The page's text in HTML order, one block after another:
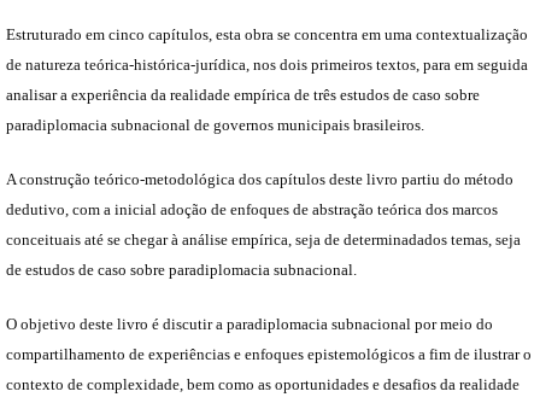
Estruturado em cinco capítulos, esta obra se concentra em uma contextualização
de natureza teórica-histórica-jurídica, nos dois primeiros textos, para em seguida
analisar a experiência da realidade empírica de três estudos de caso sobre
paradiplomacia subnacional de governos municipais brasileiros.
A construção teórico-metodológica dos capítulos deste livro partiu do método
dedutivo, com a inicial adoção de enfoques de abstração teórica dos marcos
conceituais até se chegar à análise empírica, seja de determinadados temas, seja
de estudos de caso sobre paradiplomacia subnacional.
O objetivo deste livro é discutir a paradiplomacia subnacional por meio do
compartilhamento de experiências e enfoques epistemológicos a fim de ilustrar o
contexto de complexidade, bem como as oportunidades e desafios da realidade